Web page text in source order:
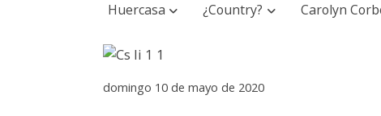
Huercasa ¿Country? Carolyn
domingo 10 de mayo de 2020